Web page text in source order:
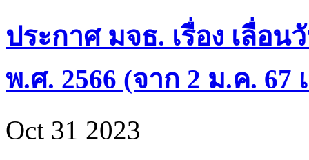
ประกาศ มจธ. เรื่อง เลื่อ
พ.ศ. 2566 (จาก 2 ม.ค. 67
Oct 31 2023